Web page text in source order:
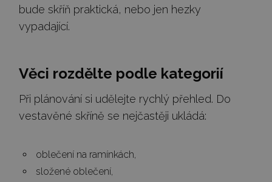
bude skříň praktická, nebo jen hezky
vypadající.
Věci rozdělte podle kategorií
Při plánování si udělejte rychlý přehled. Do
vestavěné skříně se nejčastěji ukládá:
oblečení na ramínkách,
složené oblečení,